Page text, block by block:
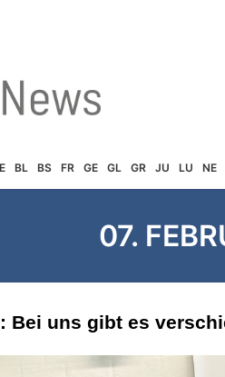
BL BS FR GE GL GR JU LU NE
07.
Bei uns gibt es